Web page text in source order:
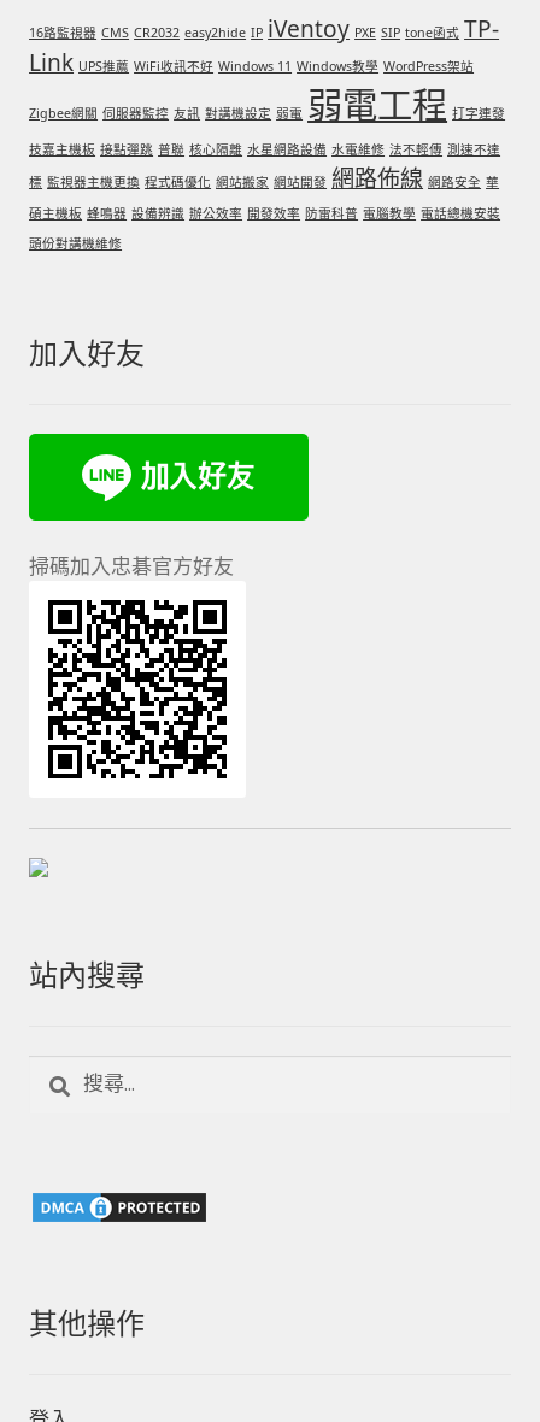
16路監視器 CMS CR2032 easy2hide IP iVentoy PXE SIP tone函式 TP-
Link UPS推薦 WiFi收訊不好 Windows 11 Windows教學 WordPress架站
Zigbee網關 伺服器監控 友訊 對講機設定 弱電 弱電工程 打字連發
技嘉主機板 接點彈跳 普聯 核心隔離 水星網路設備 水電維修 法不輕傳 測速不達
標 監視器主機更換 程式碼優化 網站搬家 網站開發 網路佈線 網路安全 華
碩主機板 蜂鳴器 設備辨識 辦公效率 開發效率 防雷科普 電腦教學 電話總機安裝
頭份對講機維修
加入好友
掃碼加入忠碁官方好友
站內搜尋
字:
其他操作